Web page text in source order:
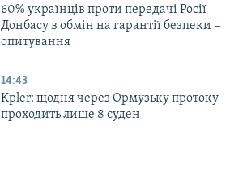
60% українців проти передачі Росії
Донбасу в обмін на гарантії безпеки –
опитування
14:43
Kpler: щодня через Ормузьку протоку
проходить лише 8 суден